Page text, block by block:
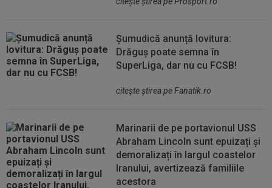
Șumudică anunță lovitura:
Drăguș poate semna în
SuperLiga, dar nu cu FCSB!
citeşte ştirea pe Fanatik.ro
Marinarii de pe portavionul USS
Abraham Lincoln sunt epuizați și
demoralizați în largul coastelor
Iranului, avertizează familiile
acestora